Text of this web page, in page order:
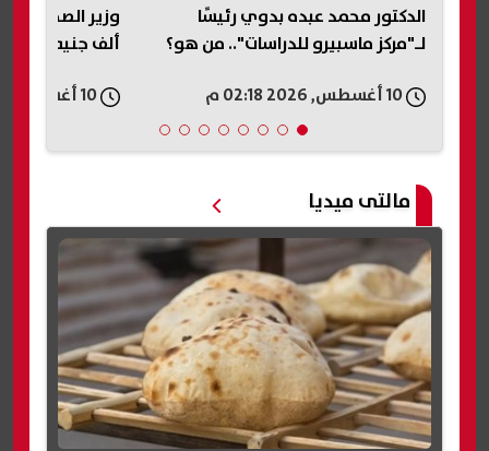
الدكتور محمد عبده بدوي رئيسًا
لـ"مركز ماسبيرو للدراسات".. من هو؟
10 أغسطس, 2026 02:18 م
ألف جنيه في
10 أغسطس, 2026 02:07 م
مالتى ميديا